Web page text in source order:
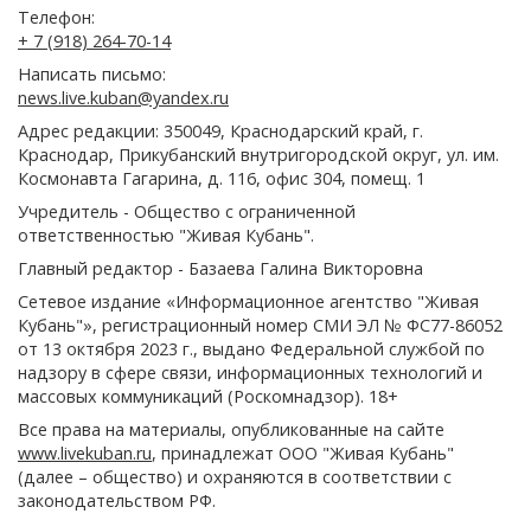
Телефон:
+ 7 (918) 264-70-14
Написать письмо:
news.live.kuban@yandex.ru
Адрес редакции: 350049, Краснодарский край, г.
Краснодар, Прикубанский внутригородской округ, ул. им.
Космонавта Гагарина, д. 116, офис 304, помещ. 1
Учредитель - Общество с ограниченной
ответственностью "Живая Кубань".
Главный редактор - Базаева Галина Викторовна
Сетевое издание «Информационное агентство "Живая
Кубань"», регистрационный номер СМИ ЭЛ № ФС77-86052
от 13 октября 2023 г., выдано Федеральной службой по
надзору в сфере связи, информационных технологий и
массовых коммуникаций (Роскомнадзор). 18+
Все права на материалы, опубликованные на сайте
www.livekuban.ru, принадлежат ООО "Живая Кубань"
(далее – общество) и охраняются в соответствии с
законодательством РФ.